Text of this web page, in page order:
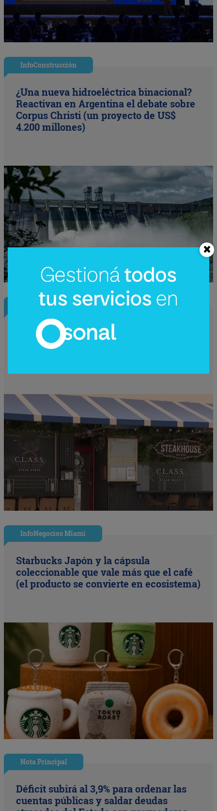
InfoConstrucción
¿Una nueva hidroeléctrica binacional?
Reactivan en Argentina el debate sobre
Corpus Christi (un proyecto de US$
4.200 millones)
InfoNegocios Miami
Nude Dining: Miami redefine el lujo
gastronómico con la cena (nudista) más
InfoNegocios Miami
Starbucks Japón y la cápsula
coleccionable que vale más que el café
(el producto se convierte en ecosistema)
Nota Principal
Déficit subirá al 3,9% para ordenar las
cuentas públicas y saldar deudas